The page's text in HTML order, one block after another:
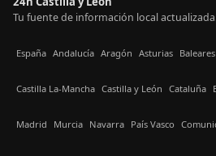
Tu fuente de información local
España Andalucía Aragón Asturias Baleares
Castilla La-Mancha Castilla y León Cataluña
Madrid Murcia Navarra País Vasco